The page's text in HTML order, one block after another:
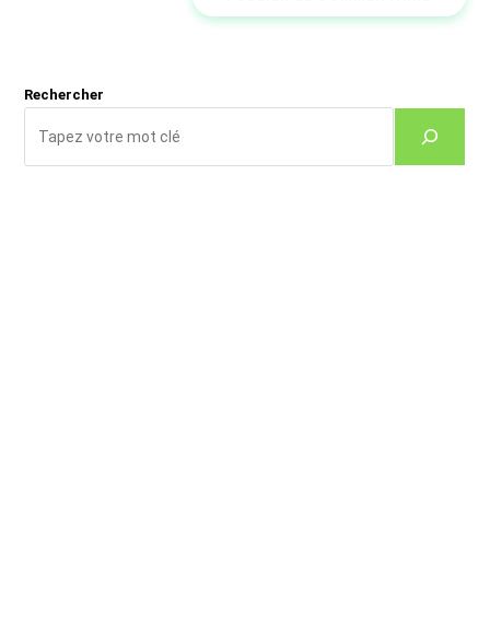
Rechercher